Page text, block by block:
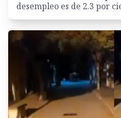
desempleo es de 2.3 por